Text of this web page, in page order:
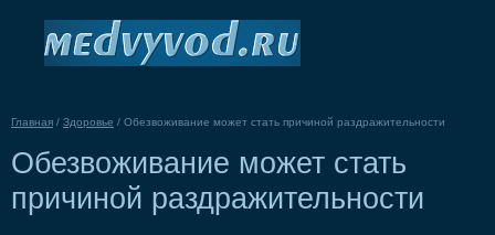
Главная / Здоровье / Обезвоживание может стать причиной раздражительности
Обезвоживание может стать
причиной раздражительности